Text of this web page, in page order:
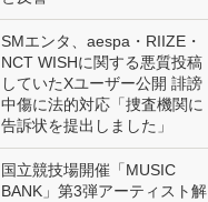
SMエンタ、aespa・RIIZE・
NCT WISHに関する悪質投稿
していたXユーザー公開 誹謗
中傷に法的対応「捜査機関に
告訴状を提出しました」
国立競技場開催「MUSIC
BANK」第3弾アーティスト解